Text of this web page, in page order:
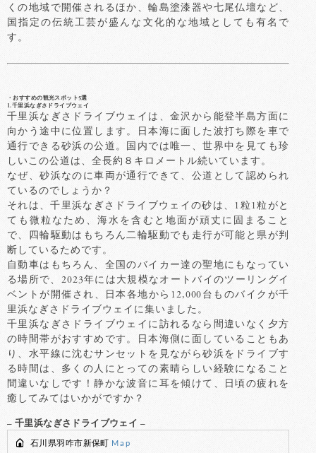
くの地域で開催されるほか、輪島塗漆器や七尾仏壇など、
国指定の伝統工芸が盛んな文化的な地域としても有名で
す。
・おすすめの観光スポット5選
1.千里浜なぎさドライブウェイ
千里浜なぎさドライブウェイは、金沢から能登半島方面に
向かう途中に位置します。日本海に面した波打ち際を車で
通行できる砂浜の公道。国内では唯一、世界中を見ても珍
しいこの公道は、全長約８キロメートル続いています。
なぜ、砂浜なのに車両が通行できて、公道として認められ
ているのでしょうか？
それは、千里浜なぎさドライブウェイの砂は、1粒1粒がと
ても微粒なため、海水を含むと地面が頑丈に固まること
で、四輪駆動はもちろん二輪駆動でも走行が可能と県が判
断しているためです。
自動車はもちろん、全国のバイカー達の聖地にもなってい
る場所で、2023年には大規模なオートバイのツーリングイ
ベントが開催され、日本各地から12,000台ものバイクが千
里浜なぎさドライブウェイに集いました。
千里浜なぎさドライブウェイに訪れるなら間違いなく夕方
の時間帯がおすすめです。日本海側に面していることもあ
り、水平線に沈むサンセットを見ながら砂浜をドライブす
る時間は、多くの人にとっての素晴らしい経験になること
間違いなしです！静かな波音に耳を傾けて、日頃の疲れを
癒してみてはいかがですか？
– 千里浜なぎさドライブウェイ –
石川県羽咋市新保町 Map